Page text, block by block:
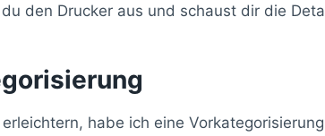
den Drucker aus und schaust dir die
habe ich eine